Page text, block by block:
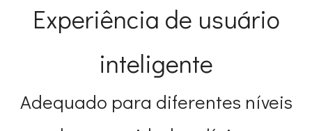
Experiência de usuário
inteligente
Adequado para diferentes níveis